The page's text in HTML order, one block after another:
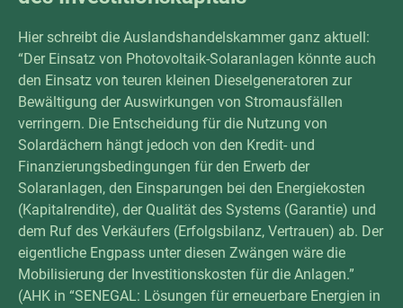
Hier schreibt die Auslandshandelskammer ganz aktuell:
“Der Einsatz von Photovoltaik-Solaranlagen könnte auch
den Einsatz von teuren kleinen Dieselgeneratoren zur
Bewältigung der Auswirkungen von Stromausfällen
verringern. Die Entscheidung für die Nutzung von
Solardächern hängt jedoch von den Kredit- und
Finanzierungsbedingungen für den Erwerb der
Solaranlagen, den Einsparungen bei den Energiekosten
(Kapitalrendite), der Qualität des Systems (Garantie) und
dem Ruf des Verkäufers (Erfolgsbilanz, Vertrauen) ab. Der
eigentliche Engpass unter diesen Zwängen wäre die
Mobilisierung der Investitionskosten für die Anlagen.”
(AHK in “SENEGAL: Lösungen für erneuerbare Energien in